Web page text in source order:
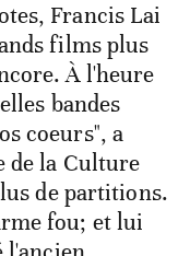
Francis Lai
films plus
À l'heure
bandes
coeurs", a
de la Culture
de partitions.
fou; et lui